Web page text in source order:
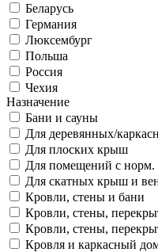
Беларусь
Германия
Люксембург
Польша
Россия
Чехия
Назначение
Бани и сауны
Для деревянных/
Для плоских крыш
Для помещений с норм.
Для скатных крыш и
Кровли, стены и бани
Кровли, стены,
Кровли, стены,
Кровля и каркасный